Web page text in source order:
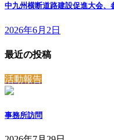
中九州横断道路建設促進大会、
2026年6月2日
最近の投稿
活動報告
事務所訪問